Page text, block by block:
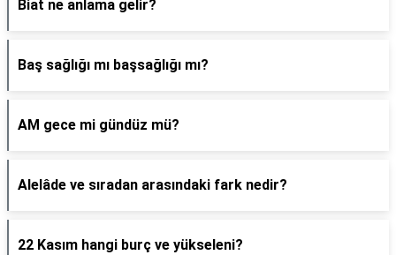
Biat ne anlama gelir?
Baş sağlığı mı başsağlığı mı?
AM gece mi gündüz mü?
Alelâde ve sıradan arasındaki fark nedir?
22 Kasım hangi burç ve yükseleni?